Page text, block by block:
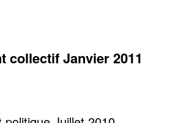
collectif Janvier 2011